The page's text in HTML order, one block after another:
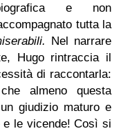
e non
tutta la
Nel narrare
Hugo rintraccia il
di raccontarla:
almeno questa
giudizio maturo e
e le vicende! Così si